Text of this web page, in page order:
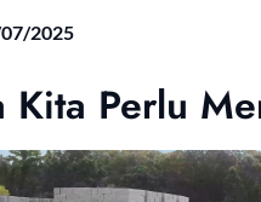
2025
Kita Perlu